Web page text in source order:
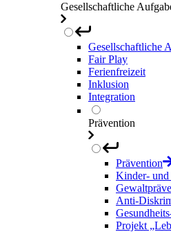
Gesellschaftliche
Gesellschaftliche
Fair Play
Ferienfreizeit
Inklusion
Integration
Prävention
Prävention
Kinder- und
Anti-
Projekt